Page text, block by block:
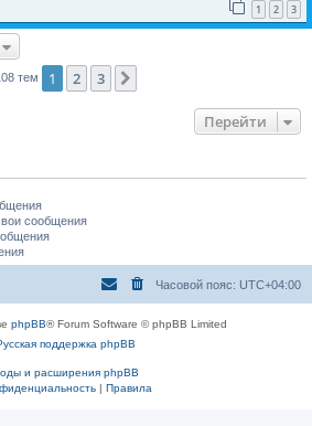
1 2 3
тем 1 2 3
Перейти
сообщения
Часовой пояс: UTC+04:00
phpBB® Forum Software © phpBB Limited
поддержка phpBB
и расширения phpBB
| Правила